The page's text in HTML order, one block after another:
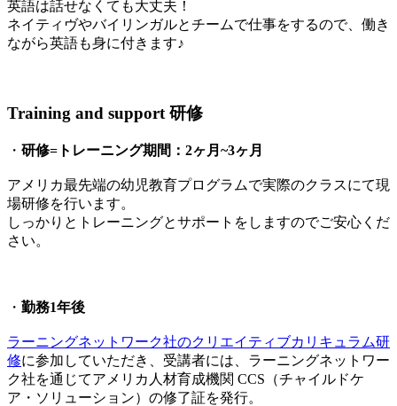
英語は話せなくても大丈夫！
ネイティヴやバイリンガルとチームで仕事をするので、働き
ながら英語も身に付きます♪
Training and support 研修
・ 研修=トレーニング期間：2ヶ月~3ヶ月
アメリカ最先端の幼児教育プログラムで実際のクラスにて現
場研修を行います。
しっかりとトレーニングとサポートをしますのでご安心くだ
さい。
・ 勤務1年後
ラーニングネットワーク社のクリエイティブカリキュラム研
修に参加していただき、受講者には、ラーニングネットワー
ク社を通じてアメリカ人材育成機関 CCS（チャイルドケ
ア・ソリューション）の修了証を発行。